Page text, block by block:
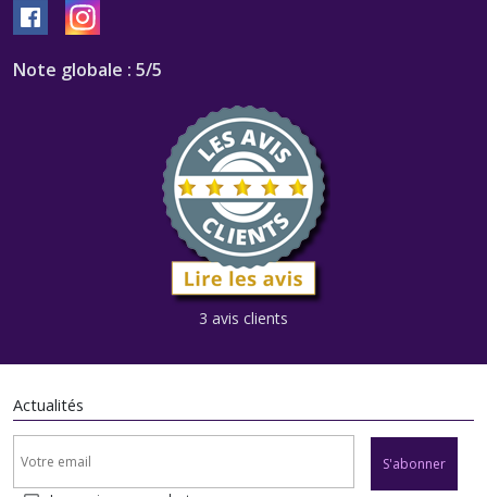
Note globale : 5/5
3 avis clients
Actualités
S'abonner